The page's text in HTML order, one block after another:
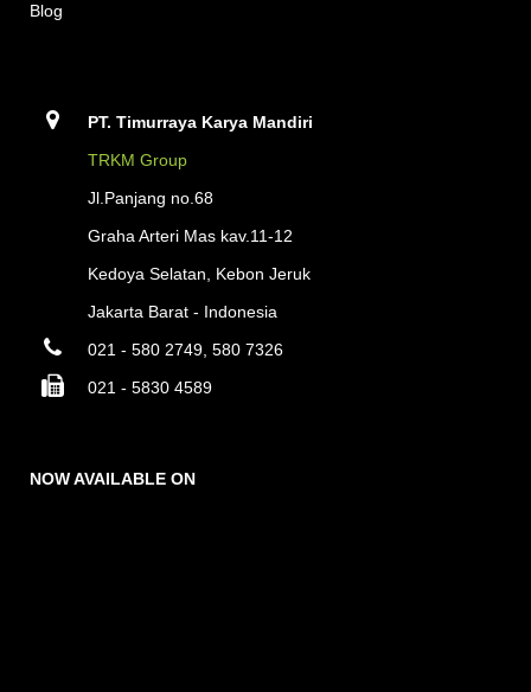
Blog
PT. Timurraya Karya Mandiri
TRKM Group
Jl.Panjang no.68
Graha Arteri Mas kav.11-12
Kedoya Selatan, Kebon Jeruk
Jakarta Barat - Indonesia
021 - 580 2749, 580 7326
021 - 5830 4589
NOW AVAILABLE ON